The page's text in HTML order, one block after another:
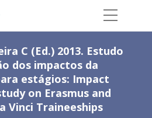
C (Ed.) 2013. Estudo
dos impactos da
estágios: Impact
on Erasmus and
Vinci Traineeships